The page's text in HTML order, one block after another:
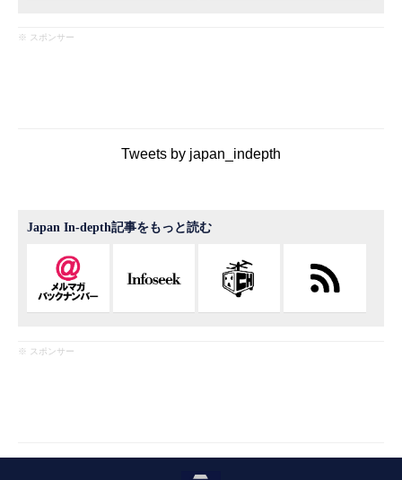
※ スポンサー
Tweets by japan_indepth
Japan In-depth記事をもっと読む
※ スポンサー